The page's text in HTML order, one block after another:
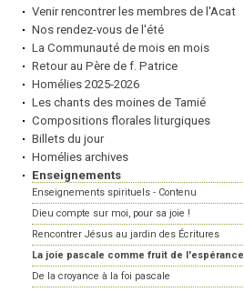
Venir rencontrer les membres de l'Acat
Nos rendez-vous de l'été
La Communauté de mois en mois
Retour au Père de f. Patrice
Homélies 2025-2026
Les chants des moines de Tamié
Compositions florales liturgiques
Billets du jour
Homélies archives
Enseignements
Enseignements spirituels - Contenu
Dieu compte sur moi, pour sa joie !
Rencontrer Jésus au jardin des Écritures
La joie pascale comme fruit de l'espérance
De la croyance à la foi pascale